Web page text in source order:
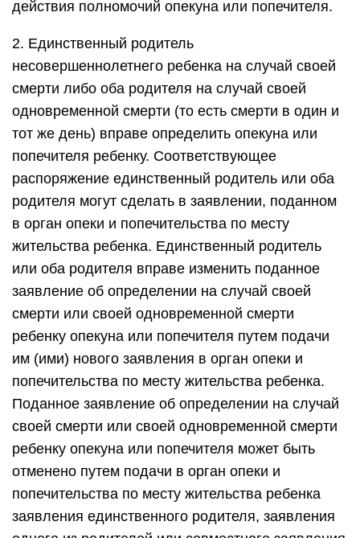
действия полномочий опекуна или попечителя.
2. Единственный родитель
несовершеннолетнего ребенка на случай своей
смерти либо оба родителя на случай своей
одновременной смерти (то есть смерти в один и
тот же день) вправе определить опекуна или
попечителя ребенку. Соответствующее
распоряжение единственный родитель или оба
родителя могут сделать в заявлении, поданном
в орган опеки и попечительства по месту
жительства ребенка. Единственный родитель
или оба родителя вправе изменить поданное
заявление об определении на случай своей
смерти или своей одновременной смерти
ребенку опекуна или попечителя путем подачи
им (ими) нового заявления в орган опеки и
попечительства по месту жительства ребенка.
Поданное заявление об определении на случай
своей смерти или своей одновременной смерти
ребенку опекуна или попечителя может быть
отменено путем подачи в орган опеки и
попечительства по месту жительства ребенка
заявления единственного родителя, заявления